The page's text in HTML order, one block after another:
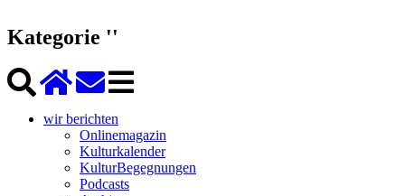
Kategorie ''
wir berichten
Onlinemagazin
Kulturkalender
KulturBegegnungen
Podcasts